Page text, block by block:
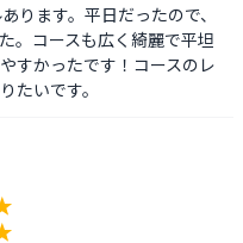
ります。平日だったので、
。コースも広く綺麗で平坦
すかったです！コースのレ
たいです。